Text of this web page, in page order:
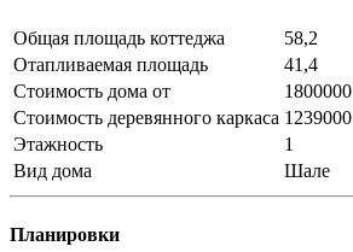
Общая площадь коттеджа
58,2
Отапливаемая площадь
41,4
Стоимость дома от
1800000
Стоимость деревянного каркаса 1239000
Этажность
1
Вид дома
Шале
Планировки